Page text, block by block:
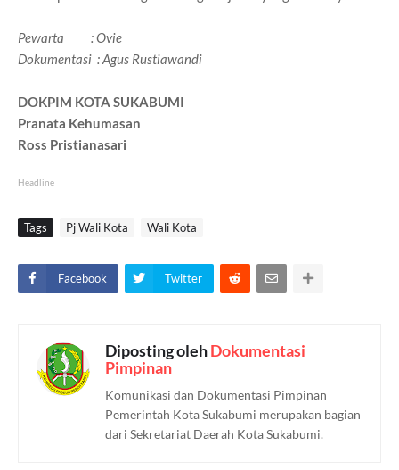
Pewarta : Ovie
Dokumentasi : Agus Rustiawandi
DOKPIM KOTA SUKABUMI
Pranata Kehumasan
Ross Pristianasari
Headline
Tags Pj Wali Kota Wali Kota
Facebook Twitter
Diposting olehDokumentasi
Pimpinan
Komunikasi dan Dokumentasi Pimpinan
Pemerintah Kota Sukabumi merupakan bagian
dari Sekretariat Daerah Kota Sukabumi.